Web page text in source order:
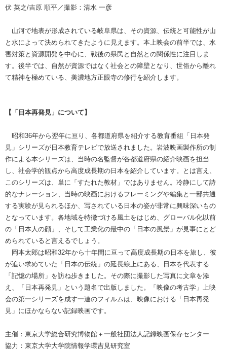
伏 英之/吉原 順平／撮影：清水 一彦
山河で地表が形成されている岐阜県は、その資源、伝統と可能性が山
と水によって決められてきたように見えます。本上映会の前半では、水
害対策と資源開発を中心に、戦後の県民と自然との関係性に注目しま
す。後半では、自然が資源ではなく社会との障壁となり、世俗から離れ
て精神を極めている、美濃地方正眼寺の修行を紹介します。
【「日本再発見」について】
昭和36年から翌年に亘り、各都道府県を紹介する教育番組「日本発
見」シリーズが日本教育テレビで放送されました。岩波映画製作所の制
作による本シリーズは、当時の名監督が各都道府県の紹介映画を担当
し、社会学的観点から高度成長期の日本を紹介しています。とは言え、
このシリーズは、単に「すたれた教材」ではありません。冷静にして詩
的なナレーション、当時の映画におけるフレーミングや編集と一部共通
する実験が見られるほか、写されている日本の姿が非常に興味深いもの
となっています。各地域を特徴づける風土をはじめ、グローバル化以前
の「日本人の顔」、そして工業化の最中の「日本の風景」が見事にとど
められていると言えるでしょう。
岡本太郎は昭和32年から十年間に亘って高度成長期の日本を旅し、彼
が追い求めていた「日本の伝統」の延長線上にある、日本を代表する
「記憶の場所」を訪ね歩きました。その際に撮影した写真に文章を添
え、「日本再発見」という題名で出版しました。「映像の考古学」上映
会の第一シリーズを成す一連のフィルムは、映像における「日本再発
見」にほかならない記録映画です。
主催：東京大学総合研究博物館＋一般社団法人記録映画保存センター
協力：東京大学大学院情報学環吉見研究室